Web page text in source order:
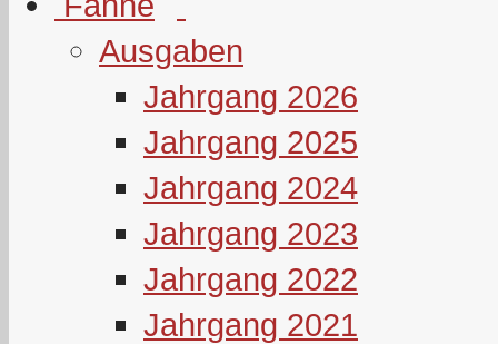
Ausgaben
Jahrgang 2026
Jahrgang 2025
Jahrgang 2024
Jahrgang 2023
Jahrgang 2022
Jahrgang 2021